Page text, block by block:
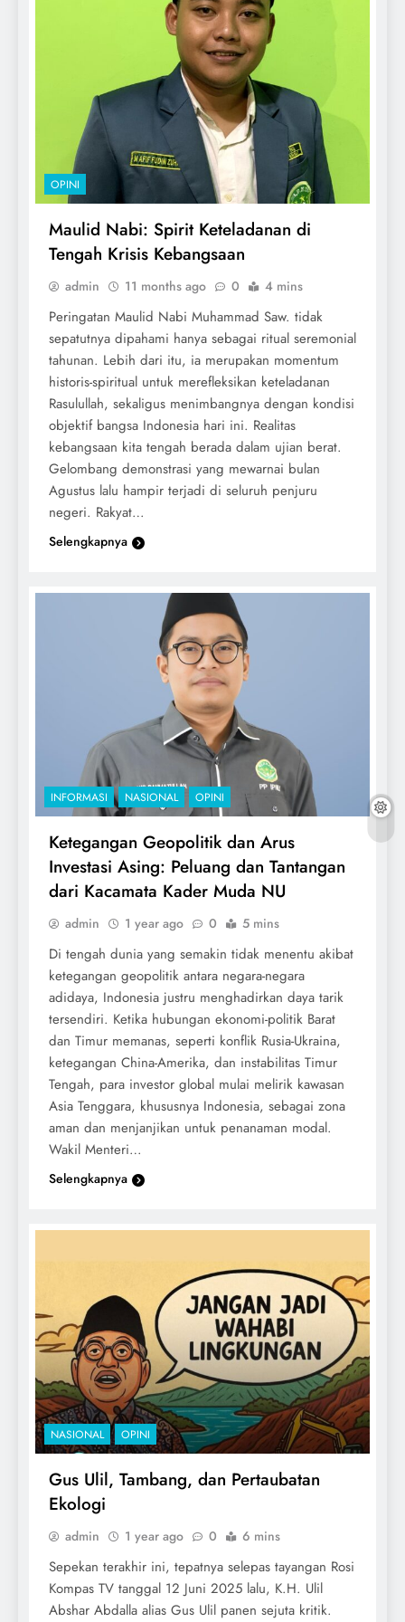
OPINI
Maulid Nabi: Spirit Keteladanan di
Tengah Krisis Kebangsaan
admin 11 months ago 0 4 mins
Peringatan Maulid Nabi Muhammad Saw. tidak
sepatutnya dipahami hanya sebagai ritual seremonial
tahunan. Lebih dari itu, ia merupakan momentum
historis-spiritual untuk merefleksikan keteladanan
Rasulullah, sekaligus menimbangnya dengan kondisi
objektif bangsa Indonesia hari ini. Realitas
kebangsaan kita tengah berada dalam ujian berat.
Gelombang demonstrasi yang mewarnai bulan
Agustus lalu hampir terjadi di seluruh penjuru
negeri. Rakyat…
Selengkapnya
INFORMASI NASIONAL OPINI
Ketegangan Geopolitik dan Arus
Investasi Asing: Peluang dan Tantangan
dari Kacamata Kader Muda NU
admin 1 year ago 0 5 mins
Di tengah dunia yang semakin tidak menentu akibat
ketegangan geopolitik antara negara-negara
adidaya, Indonesia justru menghadirkan daya tarik
tersendiri. Ketika hubungan ekonomi-politik Barat
dan Timur memanas, seperti konflik Rusia-Ukraina,
ketegangan China-Amerika, dan instabilitas Timur
Tengah, para investor global mulai melirik kawasan
Asia Tenggara, khususnya Indonesia, sebagai zona
aman dan menjanjikan untuk penanaman modal.
Wakil Menteri…
Selengkapnya
NASIONAL OPINI
Gus Ulil, Tambang, dan Pertaubatan
Ekologi
admin 1 year ago 0 6 mins
Sepekan terakhir ini, tepatnya selepas tayangan Rosi
Kompas TV tanggal 12 Juni 2025 lalu, K.H. Ulil
Abshar Abdalla alias Gus Ulil panen sejuta kritik.